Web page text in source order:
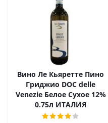
Вино Ле Кьяретте Пино
Гриджио DOC delle
Venezie Белое Сухое 12%
0.75л ИТАЛИЯ